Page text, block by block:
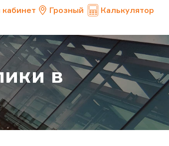
Грозный Калькулятор
в